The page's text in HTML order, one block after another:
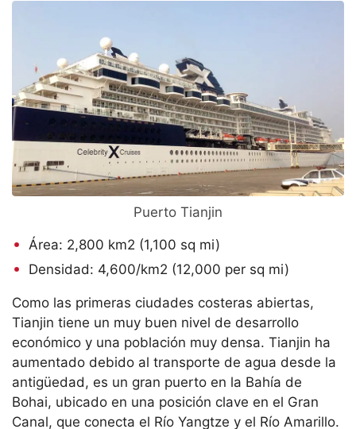
Puerto Tianjin
Área: 2,800 km2 (1,100 sq mi)
Densidad: 4,600/km2 (12,000 per sq mi)
Como las primeras ciudades costeras abiertas,
Tianjin tiene un muy buen nivel de desarrollo
económico y una población muy densa. Tianjin ha
aumentado debido al transporte de agua desde la
antigüedad, es un gran puerto en la Bahía de
Bohai, ubicado en una posición clave en el Gran
Canal, que conecta el Río Yangtze y el Río Amarillo.